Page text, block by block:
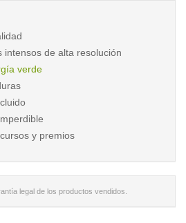
intensos de alta resolución
verde
y premios
legal de los productos vendidos.